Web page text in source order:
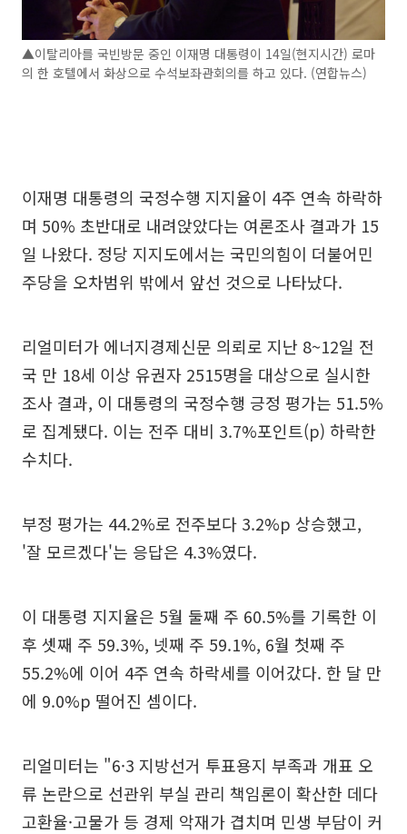
▲이탈리아를 국빈방문 중인 이재명 대통령이 14일(현지시간) 로마
의 한 호텔에서 화상으로 수석보좌관회의를 하고 있다. (연합뉴스)
이재명 대통령의 국정수행 지지율이 4주 연속 하락하
며 50% 초반대로 내려앉았다는 여론조사 결과가 15
일 나왔다. 정당 지지도에서는 국민의힘이 더불어민
주당을 오차범위 밖에서 앞선 것으로 나타났다.
리얼미터가 에너지경제신문 의뢰로 지난 8~12일 전
국 만 18세 이상 유권자 2515명을 대상으로 실시한
조사 결과, 이 대통령의 국정수행 긍정 평가는 51.5%
로 집계됐다. 이는 전주 대비 3.7%포인트(p) 하락한
수치다.
부정 평가는 44.2%로 전주보다 3.2%p 상승했고,
'잘 모르겠다'는 응답은 4.3%였다.
이 대통령 지지율은 5월 둘째 주 60.5%를 기록한 이
후 셋째 주 59.3%, 넷째 주 59.1%, 6월 첫째 주
55.2%에 이어 4주 연속 하락세를 이어갔다. 한 달 만
에 9.0%p 떨어진 셈이다.
리얼미터는 "6·3 지방선거 투표용지 부족과 개표 오
류 논란으로 선관위 부실 관리 책임론이 확산한 데다
고환율·고물가 등 경제 악재가 겹치며 민생 부담이 커